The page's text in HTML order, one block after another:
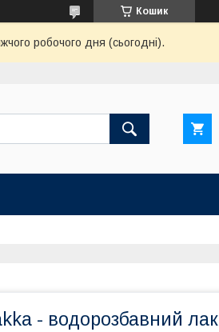
Кошик
робочого дня (сьогодні).
- водорозбавний лак